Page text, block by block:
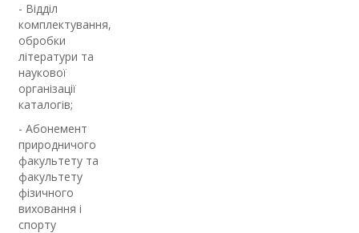
- Відділ
комплектування,
обробки
літератури та
наукової
організації
каталогів;
- Абонемент
природничого
факультету та
факультету
фізичного
виховання і
спорту